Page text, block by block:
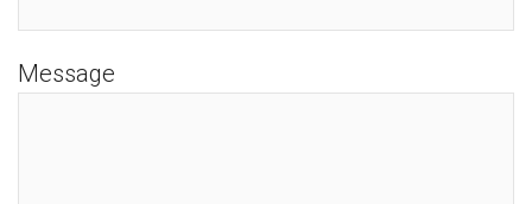
Message